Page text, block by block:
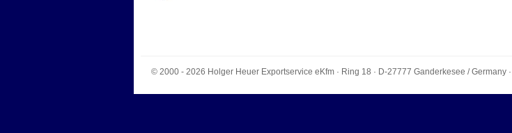
© 2000 - 2026 Holger Heuer Exportservice eKfm· Ring 18 · D-27777 Ganderkesee /Germany·